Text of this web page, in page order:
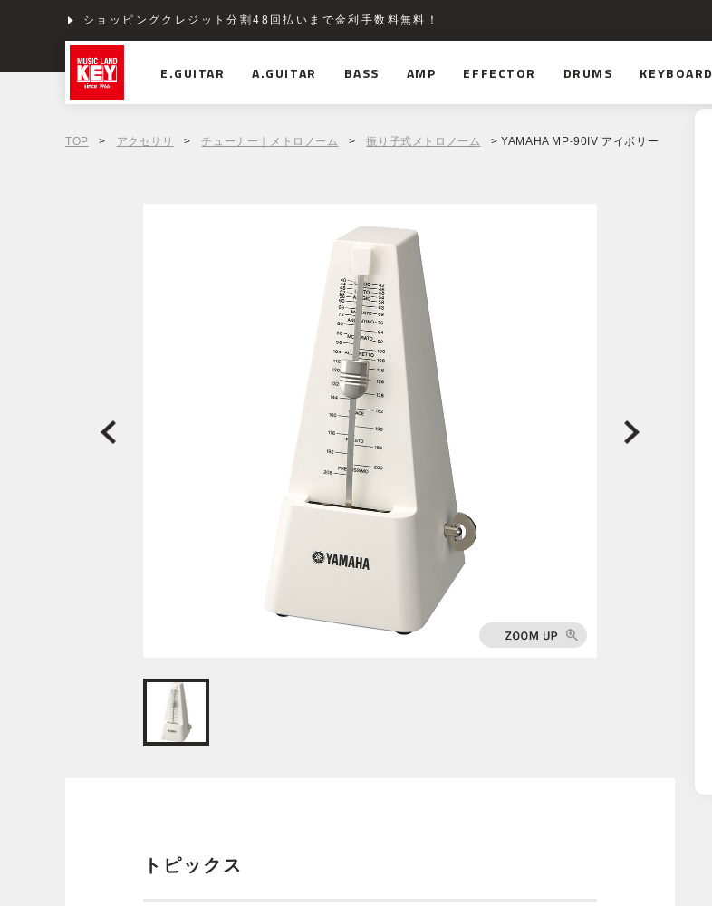
ショッピングクレジット分割48回払いまで金利手数料無料！
E.GUITAR A.GUITAR BASS AMP EFFECTOR DRUMS KEYBOARD
TOP > アクセサリ > チューナー｜メトロノーム > 振り子式メトロノーム > YAMAHA MP-90IV アイボリー
トピックス